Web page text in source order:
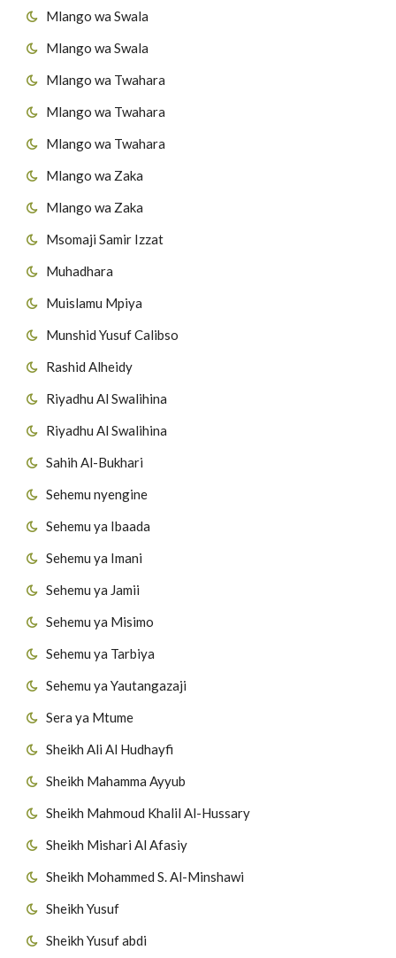
Mlango wa Swala
Mlango wa Swala
Mlango wa Twahara
Mlango wa Twahara
Mlango wa Twahara
Mlango wa Zaka
Mlango wa Zaka
Msomaji Samir Izzat
Muhadhara
Muislamu Mpiya
Munshid Yusuf Calibso
Rashid Alheidy
Riyadhu Al Swalihina
Riyadhu Al Swalihina
Sahih Al-Bukhari
Sehemu nyengine
Sehemu ya Ibaada
Sehemu ya Imani
Sehemu ya Jamii
Sehemu ya Misimo
Sehemu ya Tarbiya
Sehemu ya Yautangazaji
Sera ya Mtume
Sheikh Ali Al Hudhayfi
Sheikh Mahamma Ayyub
Sheikh Mahmoud Khalil Al-Hussary
Sheikh Mishari Al Afasiy
Sheikh Mohammed S. Al-Minshawi
Sheikh Yusuf
Sheikh Yusuf abdi